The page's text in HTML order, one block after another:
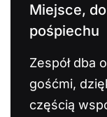
Miejsce,
pośpiechu
Zespół dba
gośćmi,
częścią